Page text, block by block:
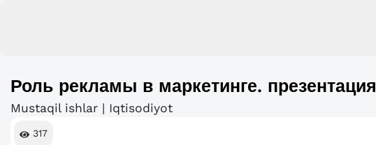
Роль рекламы в маркетинге. презентация
Mustaqil ishlar | Iqtisodiyot
317